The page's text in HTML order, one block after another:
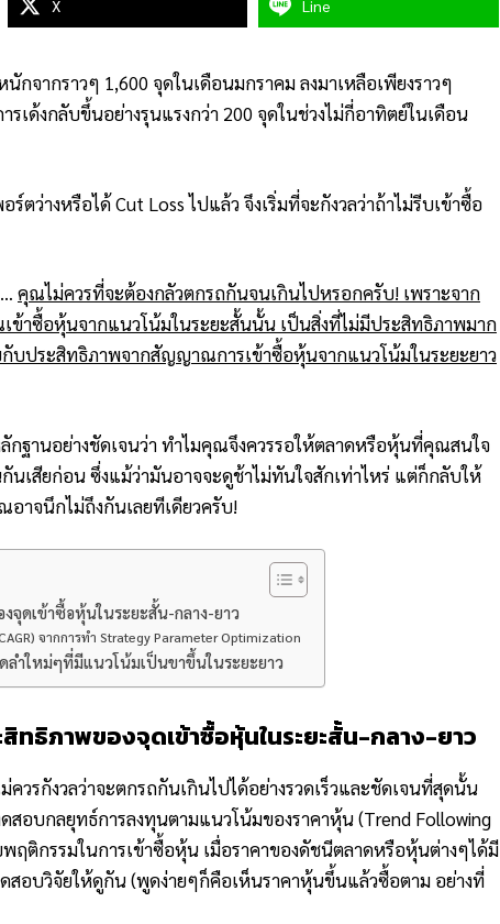
X Line
จากราวๆ 1,600 จุดในเดือนมกราคม ลงมาเหลือเพียงราวๆ
เด้งกลับขึ้นอย่างรุนแรงกว่า 200 จุดในช่วงไม่กี่อาทิตย์ในเดือน
ตว่างหรือได้ Cut Loss ไปแล้ว จึงเริ่มที่จะกังวลว่าถ้าไม่รีบเข้าซื้อ
คุณไม่ควรที่จะต้องกลัวตกรถกันจนเกินไปหรอกครับ! เพราะจาก
าซื้อหุ้นจากแนวโน้มในระยะสั้นนั้น เป็นสิ่งที่ไม่มีประสิทธิภาพมาก
กับประสิทธิภาพจากสัญญาณการเข้าซื้อหุ้นจากแนวโน้มในระยะยาว
ฐานอย่างชัดเจนว่า ทำไมคุณจึงควรรอให้ตลาดหรือหุ้นที่คุณสนใจ
เสียก่อน ซึ่งแม้ว่ามันอาจจะดูช้าไม่ทันใจสักเท่าไหร่ แต่ก็กลับให้
าจนึกไม่ถึงกันเลยทีเดียวครับ!
จุดเข้าซื้อหุ้นในระยะสั้น-กลาง-ยาว
จากการทำ Strategy Parameter Optimization
ลำใหม่ๆที่มีแนวโน้มเป็นขาขึ้นในระยะยาว
ทธิภาพของจุดเข้าซื้อหุ้นในระยะสั้น-กลาง-ยาว
ควรกังวลว่าจะตกรถกันเกินไปได้อย่างรวดเร็วและชัดเจนที่สุดนั้น
อบกลยุทธ์การลงทุนตามแนวโน้มของราคาหุ้น (Trend Following
ติกรรมในการเข้าซื้อหุ้น เมื่อราคาของดัชนีตลาดหรือหุ้นต่างๆได้มี
สอบวิจัยให้ดูกัน (พูดง่ายๆก็คือเห็นราคาหุ้นขึ้นแล้วซื้อตาม อย่างที่